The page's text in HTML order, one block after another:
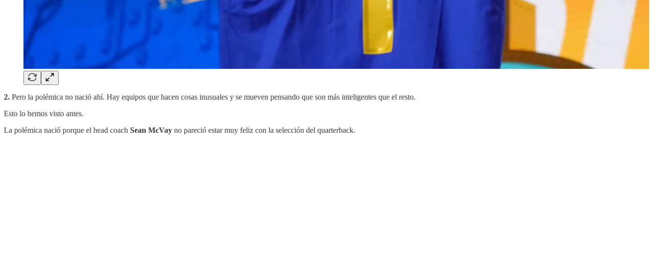
2. Pero la polémica no nació ahí. Hay equipos que hacen cosas inusuales y se mueven pensando que son más inteligentes que el resto.
Esto lo hemos visto antes.
La polémica nació porque el head coach Sean McVay no pareció estar muy feliz con la selección del quarterback.